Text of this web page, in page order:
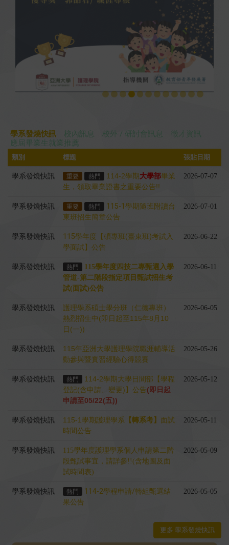
學系發燒快訊 校內訊息 校外 / 研討會訊息
徵才資訊
應屆畢業生就業推薦
類別 標題 張貼日期
學系發燒快訊 重要 熱門 114-2學期大學部畢業
生，領取畢業證書之重要公告!!
2026-07-07
學系發燒快訊 重要 熱門
115-1學期隨班附讀台
東班招生簡章公告
2026-07-01
學系發燒快訊
115學年度【碩專班(臺東班)考試入
學面試】公告
2026-06-22
學系發燒快訊 熱門
115學年度四技二專甄選入學
管道-第二階段指定項目甄試招生考
試(面試)公告
2026-06-11
學系發燒快訊
護理學系碩士學分班（仁德專班）
熱烈招生中(即日起至115年8月10
日(一))
2026-06-05
學系發燒快訊
115年亞洲大學護理學院職涯輔導活
動參與暨實習經驗心得競賽
2026-05-26
學系發燒快訊 熱門
114-2學期大學日間部【學程
登記(含申請、變更)】公告(即日起
申請至05/22(五))
2026-05-12
學系發燒快訊 115-1學期護理學系 【轉系考】 面試
時間公告
2026-05-11
學系發燒快訊
115學年度護理學系個人申請第二階
段甄試事宜，請詳參!!(含地圖及面
試時間表)
2026-05-09
學系發燒快訊 熱門
114-2學程申請/轉組甄選結
果公告
2026-05-05
更多 學系發燒快訊